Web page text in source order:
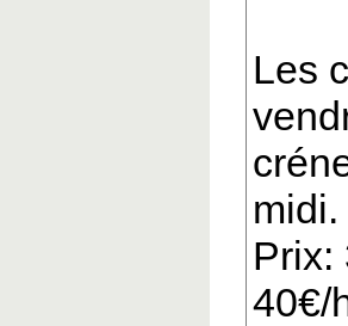
Les
midi.
Prix:
40€/